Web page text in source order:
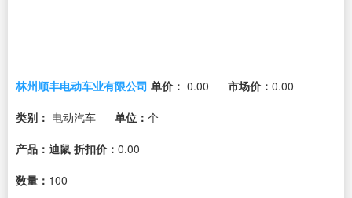
林州顺丰电动车业有限公司 单价： 0.00 市场价： 0.00
类别： 电动汽车 单位： 个
产品：迪鼠 折扣价： 0.00
数量： 100